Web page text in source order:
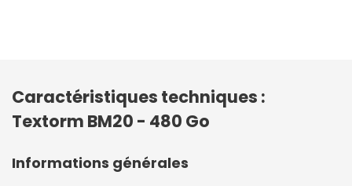
Caractéristiques techniques :
Textorm BM20 - 480 Go
Informations générales